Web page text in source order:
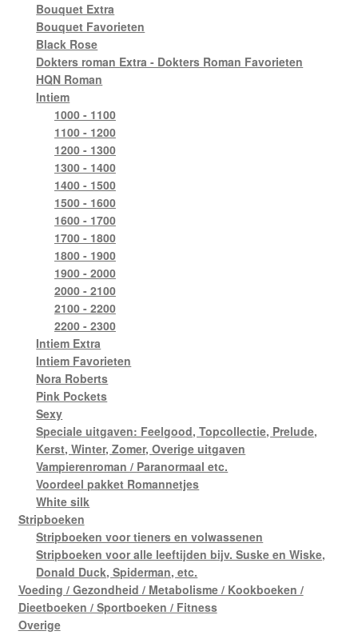
Bouquet Extra
Bouquet Favorieten
Black Rose
Dokters roman Extra - Dokters Roman Favorieten
HQN Roman
Intiem
1000 - 1100
1100 - 1200
1200 - 1300
1300 - 1400
1400 - 1500
1500 - 1600
1600 - 1700
1700 - 1800
1800 - 1900
1900 - 2000
2000 - 2100
2100 - 2200
2200 - 2300
Intiem Extra
Intiem Favorieten
Nora Roberts
Pink Pockets
Sexy
Speciale uitgaven: Feelgood, Topcollectie, Prelude,
Kerst, Winter, Zomer, Overige uitgaven
Vampierenroman / Paranormaal etc.
Voordeel pakket Romannetjes
White silk
Stripboeken
Stripboeken voor tieners en volwassenen
Stripboeken voor alle leeftijden bijv. Suske en Wiske,
Donald Duck, Spiderman, etc.
Voeding / Gezondheid / Metabolisme / Kookboeken /
Dieetboeken / Sportboeken / Fitness
Overige